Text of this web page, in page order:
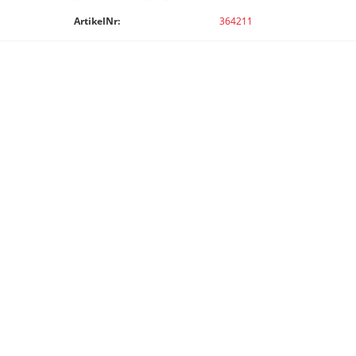
ArtikelNr: 364211